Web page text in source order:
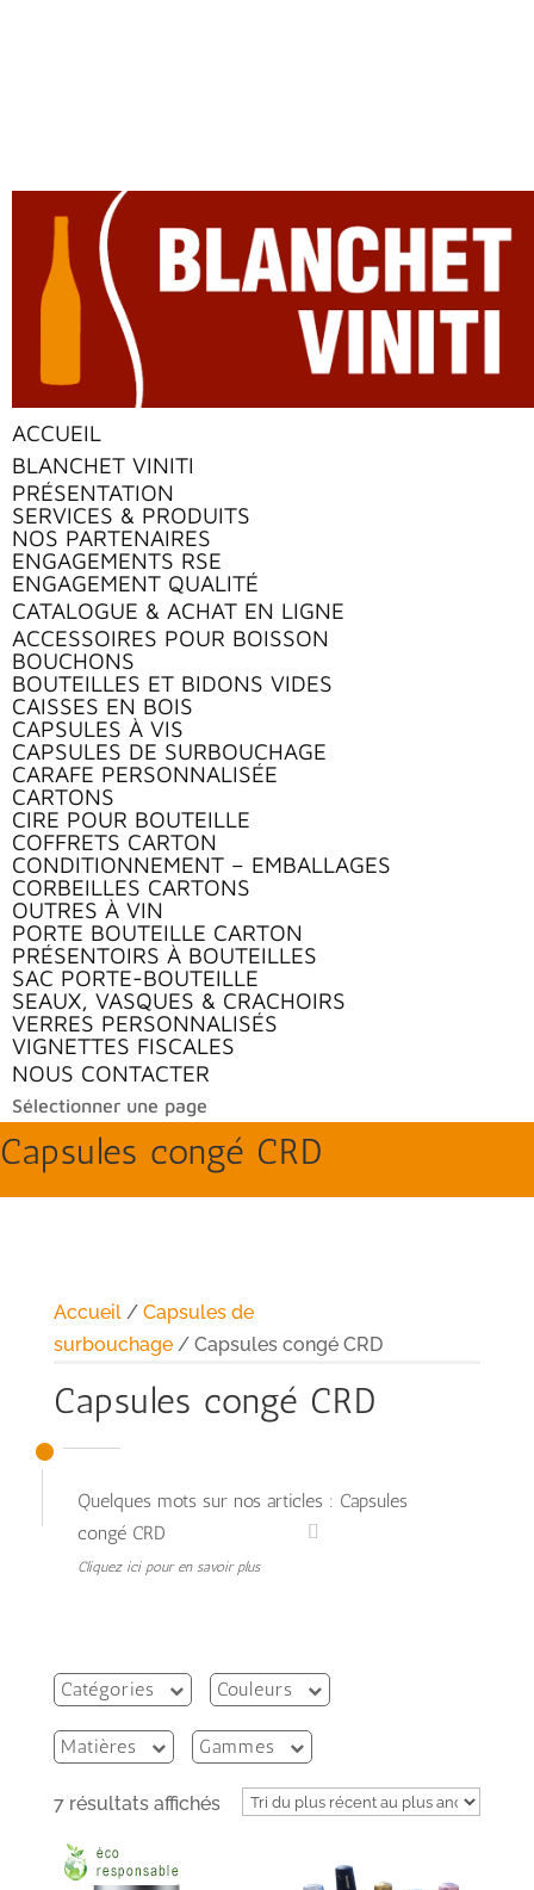
ACCUEIL
BLANCHET VINITI
PRÉSENTATION
SERVICES & PRODUITS
NOS PARTENAIRES
ENGAGEMENTS RSE
ENGAGEMENT QUALITÉ
CATALOGUE & ACHAT EN LIGNE
ACCESSOIRES POUR BOISSON
BOUCHONS
BOUTEILLES ET BIDONS VIDES
CAISSES EN BOIS
CAPSULES À VIS
CAPSULES DE SURBOUCHAGE
CARAFE PERSONNALISÉE
CARTONS
CIRE POUR BOUTEILLE
COFFRETS CARTON
CONDITIONNEMENT – EMBALLAGES
CORBEILLES CARTONS
OUTRES À VIN
PORTE BOUTEILLE CARTON
PRÉSENTOIRS À BOUTEILLES
SAC PORTE-BOUTEILLE
SEAUX, VASQUES & CRACHOIRS
VERRES PERSONNALISÉS
VIGNETTES FISCALES
NOUS CONTACTER
Sélectionner une page
Capsules congé CRD
Accueil/ Capsules de
surbouchage/ Capsules congé CRD
Capsules congé CRD
Quelques mots sur nos articles : Capsules
congé CRD
Cliquez ici pour en savoir plus
Catégories Couleurs
Matières Gammes
7 résultats affichésTrié